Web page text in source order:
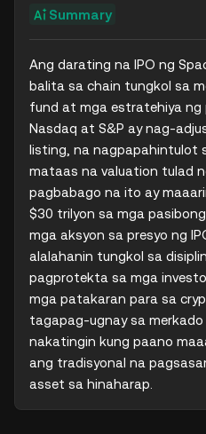
Summary
Ang darating na IPO ng
balita sa chain tungkol sa
fund at mga estratehiya ng
Nasdaq at S&P ay nag-
listing, na nagpapahintulot
mataas na valuation tulad
pagbabago na ito ay
$30 trilyon sa mga
mga aksyon sa presyo ng
alalahanin tungkol sa
pagprotekta sa mga
mga patakaran para sa
tagapag-ugnay sa
nakatingin kung paano
ang tradisyonal na
asset sa hinaharap.